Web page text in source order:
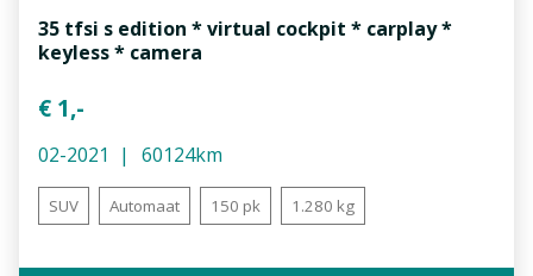
35 tfsi s edition * virtual cockpit * carplay *
keyless * camera
€ 1,-
02-2021 60124km
SUV Automaat 150 pk 1.280 kg